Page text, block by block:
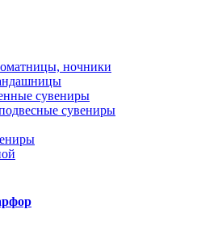
ночники
сувениры
сувениры